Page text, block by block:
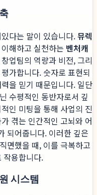
다는 말이 있습니다.뮤렉
해하고 실천하는 벤처캐
업팀의 역량과 비전, 그리
가합니다. 숫자로 표현되
을 믿기 때문입니다. 일단
수평적인 동반자로서 깊
인 미팅을 통해 사업의 진
겪는 인간적인 고뇌와 어
되어줍니다. 이러한 깊은
면했을 때, 이를 극복하고
작용합니다.
시스템